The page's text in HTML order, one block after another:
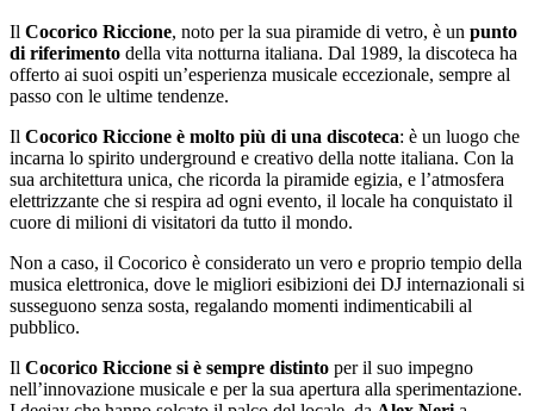
Il Cocorico Riccione, noto per la sua piramide di vetro, è un punto
di riferimento della vita notturna italiana. Dal 1989, la discoteca ha
offerto ai suoi ospiti un’esperienza musicale eccezionale, sempre al
passo con le ultime tendenze.
Il Cocorico Riccione è molto più di una discoteca: è un luogo che
incarna lo spirito underground e creativo della notte italiana. Con la
sua architettura unica, che ricorda la piramide egizia, e l’atmosfera
elettrizzante che si respira ad ogni evento, il locale ha conquistato il
cuore di milioni di visitatori da tutto il mondo.
Non a caso, il Cocorico è considerato un vero e proprio tempio della
musica elettronica, dove le migliori esibizioni dei DJ internazionali si
susseguono senza sosta, regalando momenti indimenticabili al
pubblico.
Il Cocorico Riccione si è sempre distinto per il suo impegno
nell’innovazione musicale e per la sua apertura alla sperimentazione.